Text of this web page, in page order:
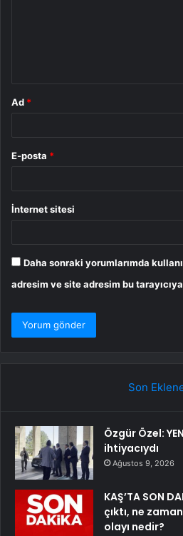
Ad *
E-posta *
İnternet sitesi
Daha sonraki yorumlarımda
adresim ve site adresim bu
Son
Özgür Özel:
ihtiyacıydı
Ağustos 9, 2026
KAŞ’TA SON
çıktı, ne
olayı nedir?